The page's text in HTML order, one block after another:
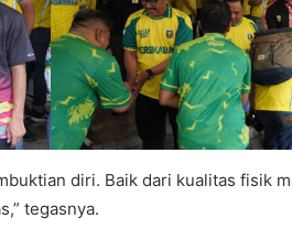
diri. Baik dari kualitas fisik
tegasnya.